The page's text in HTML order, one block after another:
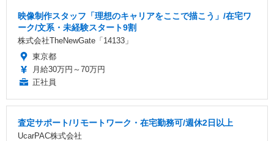
映像制作スタッフ「理想のキャリアをここで描こう」/在宅ワ
ーク/文系・未経験スタート9割
株式会社TheNewGate「14133」
東京都
月給30万円～70万円
正社員
査定サポート/リモートワーク・在宅勤務可/週休2日以上
UcarPAC株式会社